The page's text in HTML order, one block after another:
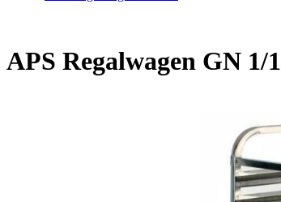
APS Regalwagen GN 1/1